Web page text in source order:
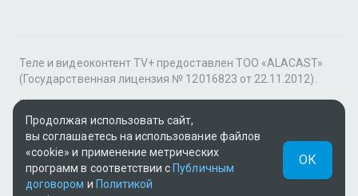
Теле и видеоконтент TV+ предоставлен ТОО «ALACAST»
(Государственная лицензия № 12016823 от 22.11.2012).
В рамках услуги «Видео по подписке» для «Пакета
фильмов и сериалов tv+» контент предоставляется
онлайн-кинотеатром MEGOGO.
Поддержка: tvplus@telecom.kz
UUID: af290bdf-c523-40eb-a8c5-8b9b0841fbca
Продолжая использовать сайт,
вы соглашаетесь на использование файлов
«cookie» и применение метрических
программ в соответствии с Публичным
договором и Политикой
ОК